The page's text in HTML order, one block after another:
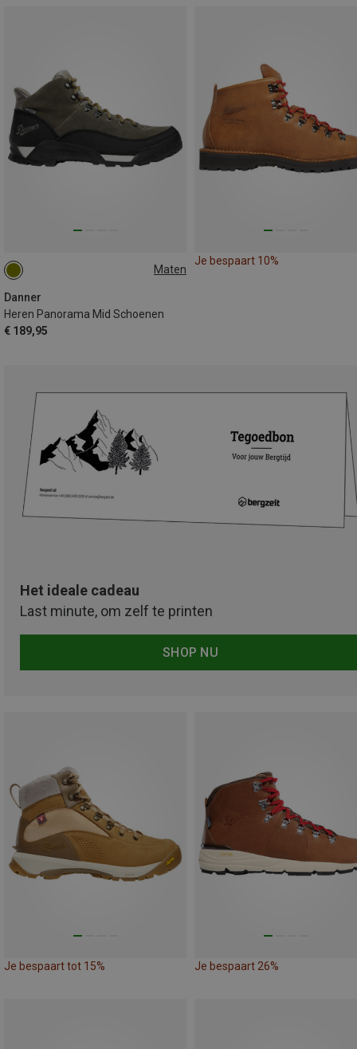
Maten
Danner
Heren Panorama Mid Schoenen
€ 189,95
41 45
Je bespaart 10%
Het ideale cadeau
Last minute, om zelf te printen
SHOP NU
Je bespaart tot 15% Je bespaart 26%